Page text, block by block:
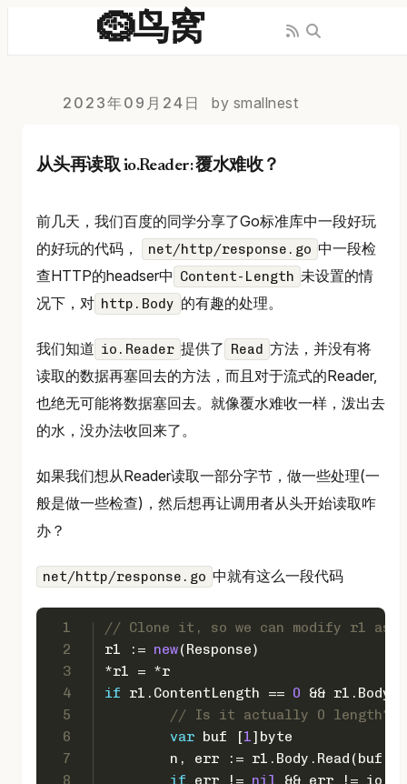
🪹鸟窝
2023年09月24日 by smallnest
从头再读取 io.Reader: 覆水难收？
前几天，我们百度的同学分享了Go标准库中一段好玩
的好玩的代码，
net/http/response.go 中一段检
查HTTP的headser中 Content-Length 未设置的情
况下，对 http.Body 的有趣的处理。
我们知道 io.Reader 提供了 Read 方法，并没有将
读取的数据再塞回去的方法，而且对于流式的Reader,
也绝无可能将数据塞回去。就像覆水难收一样，泼出去
的水，没办法收回来了。
如果我们想从Reader读取一部分字节，做一些处理(一
般是做一些检查)，然后想再让调用者从头开始读取咋
办？
net/http/response.go 中就有这么一段代码
1
2
3
4
5
6
7
// Clone it, so we can modify r1 as
r1 := new(Response)
*r1 = *r
if r1.ContentLength == 0 && r1.Body
// Is it actually 0 length? Or
var buf [1] byte
n, err :=